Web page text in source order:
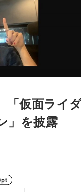
「仮面ライ
」を披露